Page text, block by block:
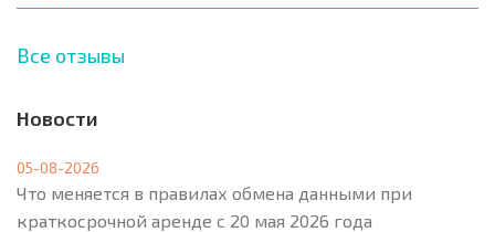
Все отзывы
Новости
05-08-2026
Что меняется в правилах обмена данными при
краткосрочной аренде с 20 мая 2026 года